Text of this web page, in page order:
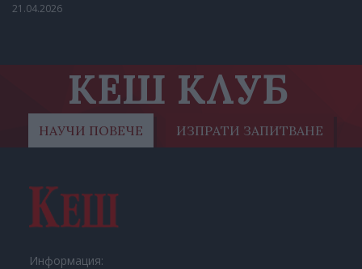
21.04.2026
КЕШ КЛУБ
НАУЧИ ПОВЕЧЕ ИЗПРАТИ ЗАПИТВАНЕ
Информация: